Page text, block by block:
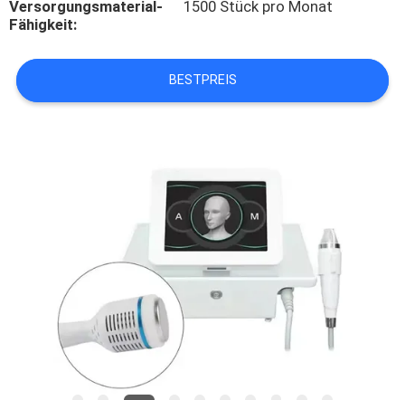
SITEMAP
PRIVACY
POLICY
Versorgungsmaterial-
Fähigkeit:
1500 Stück pro Monat
BESTPREIS